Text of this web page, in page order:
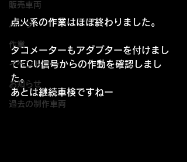
販売車両
パーツ
作業
イベント
お知らせ
過去の制作車両
点火系の作業はほぼ終わりました。
タコメーターもアダプターを付けまし
てECU信号からの作動を確認しまし
た。
あとは継続車検ですねー